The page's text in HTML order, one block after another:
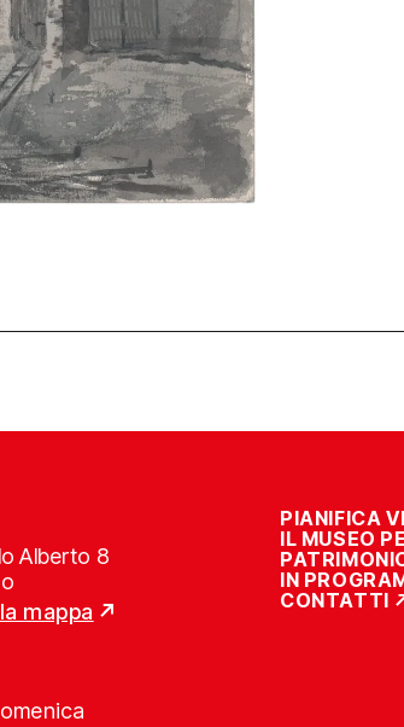
Alberto 8
mappa
PIANIFICA
IL MUSEO
IN
CONTATTI